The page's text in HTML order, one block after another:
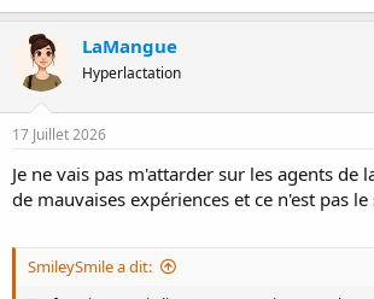
LaMangue
Hyperlactation
17 Juillet 2026
Je ne vais pas m'attarder sur les agents de
de mauvaises expériences et ce n'est pas le
SmileySmile a dit: